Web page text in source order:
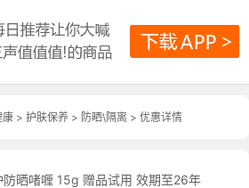
康 > 护肤保养 > 防晒\隔离 > 优惠详情